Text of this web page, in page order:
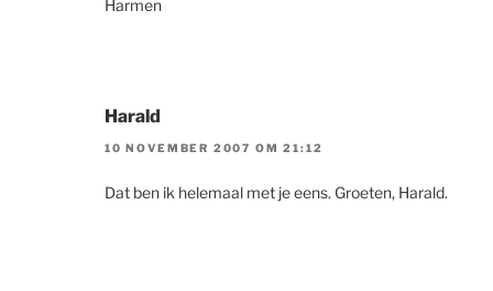
Harmen
Harald
10 NOVEMBER 2007 OM 21:12
Dat ben ik helemaal met je eens. Groeten, Harald.